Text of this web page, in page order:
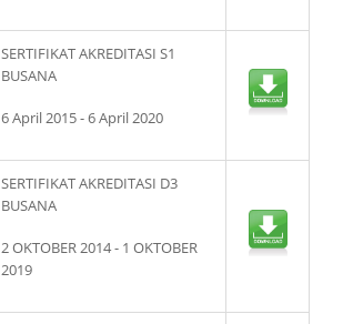
SERTIFIKAT AKREDITASI S1
BUSANA
6 April 2015 - 6 April 2020
SERTIFIKAT AKREDITASI D3
BUSANA
2 OKTOBER 2014 - 1 OKTOBER
2019